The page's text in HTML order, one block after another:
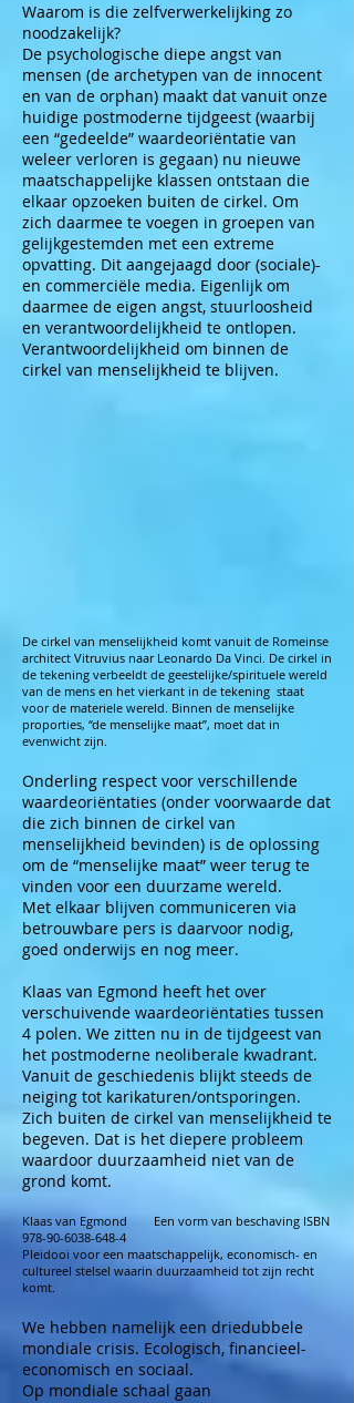
Waarom is die zelfverwerkelijking zo
noodzakelijk?
De psychologische diepe angst van
mensen (de archetypen van de innocent
en van de orphan) maakt dat vanuit onze
huidige postmoderne tijdgeest (waarbij
een “gedeelde” waardeoriëntatie van
weleer verloren is gegaan) nu nieuwe
maatschappelijke klassen ontstaan die
elkaar opzoeken buiten de cirkel. Om
zich daarmee te voegen in groepen van
gelijkgestemden met een extreme
opvatting. Dit aangejaagd door (sociale)-
en commerciële media. Eigenlijk om
daarmee de eigen angst, stuurloosheid
en verantwoordelijkheid te ontlopen.
Verantwoordelijkheid om binnen de
cirkel van menselijkheid te blijven.
De cirkel van menselijkheid komt vanuit de Romeinse
architect Vitruvius naar Leonardo Da Vinci. De cirkel in
de tekening verbeeldt de geestelijke/spirituele wereld
van de mens en het vierkant in de tekening staat
voor de materiele wereld. Binnen de menselijke
proporties, “de menselijke maat”, moet dat in
evenwicht zijn.
Onderling respect voor verschillende
waardeoriëntaties (onder voorwaarde dat
die zich binnen de cirkel van
menselijkheid bevinden) is de oplossing
om de “menselijke maat” weer terug te
vinden voor een duurzame wereld.
Met elkaar blijven communiceren via
betrouwbare pers is daarvoor nodig,
goed onderwijs en nog meer.
Klaas van Egmond heeft het over
verschuivende waardeoriëntaties tussen
4 polen. We zitten nu in de tijdgeest van
het postmoderne neoliberale kwadrant.
Vanuit de geschiedenis blijkt steeds de
neiging tot karikaturen/ontsporingen.
Zich buiten de cirkel van menselijkheid te
begeven. Dat is het diepere probleem
waardoor duurzaamheid niet van de
grond komt.
Klaas van Egmond Een vorm van beschaving ISBN
978-90-6038-648-4
Pleidooi voor een maatschappelijk, economisch- en
cultureel stelsel waarin duurzaamheid tot zijn recht
komt.
We hebben namelijk een driedubbele
mondiale crisis. Ecologisch, financieel-
economisch en sociaal.
Op mondiale schaal gaan